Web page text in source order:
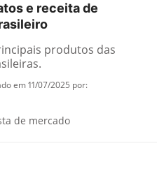
e receita de
produtos das
em 11/07/2025 por:
de mercado